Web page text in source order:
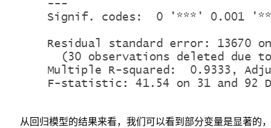
从回归模型的结果来看，我们可以看到部分变量是显著的